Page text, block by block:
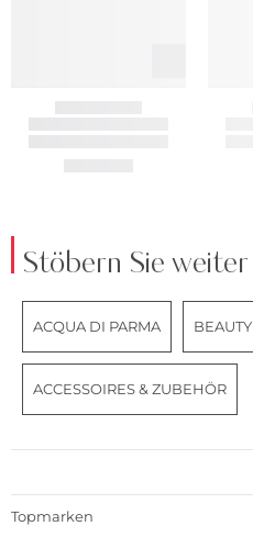
Stöbern Sie weiter
ACQUA DI PARMA BEAUTY
ACCESSOIRES & ZUBEHÖR
Topmarken